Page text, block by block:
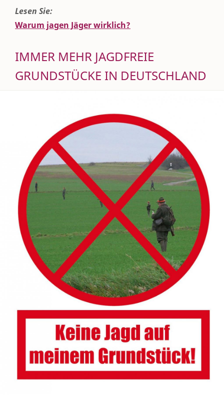
Lesen Sie:
Warum jagen Jäger wirklich?
IMMER MEHR JAGDFREIE
GRUNDSTÜCKE IN DEUTSCHLAND